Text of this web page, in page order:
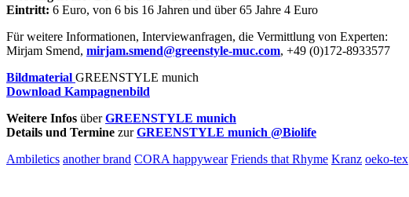
Eintritt: 6 Euro, von 6 bis 16 Jahren und über 65 Jahre 4 Euro
Für weitere Informationen, Interviewanfragen, die Vermittlung von Experten:
Mirjam Smend, mirjam.smend@greenstyle-muc.com, +49 (0)172-8933577
Bildmaterial GREENSTYLE munich
Download Kampagnenbild
Weitere Infos überGREENSTYLE munich
Details und Termine zurGREENSTYLE munich @Biolife
Ambiletics another brand CORA happywear Friends that Rhyme Kranz oeko-tex